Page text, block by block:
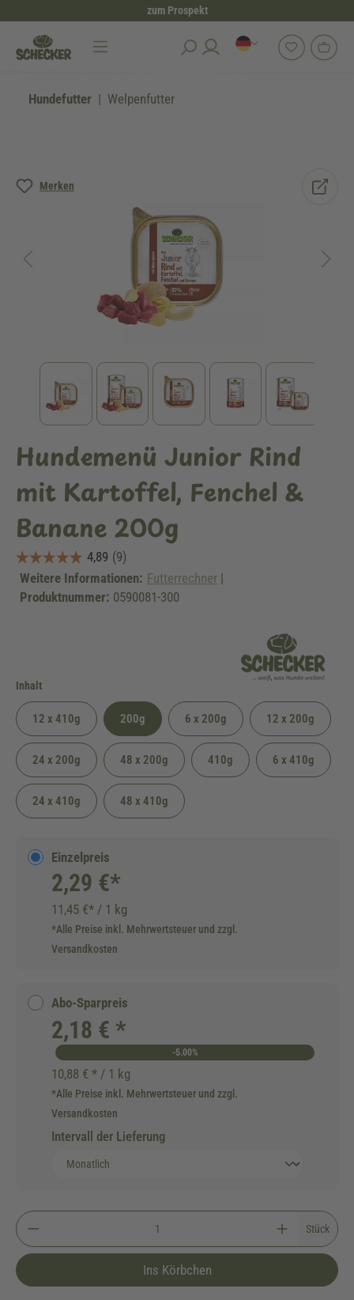
zum Prospekt
Hundefutter Welpenfutter
Merken
Bildergalerie überspringen
Hundemenü Junior Rind
mit Kartoffel, Fenchel &
Banane 200g
Weitere Informationen: Futterrechner |
Produktnummer: 0590081-300
Inhaltauswählen
12 x 410g 200g 6 x 200g 12 x 200g
24 x 200g 48 x 200g 410g 6 x 410g
24 x 410g 48 x 410g
Einzelpreis
2,29 €*
11,45 €* / 1 kg
*Alle Preise inkl. Mehrwertsteuer und zzgl.
Versandkosten
Abo-Sparpreis
2,18 € *
-5.00%
10,88 € * / 1 kg
*Alle Preise inkl. Mehrwertsteuer und zzgl.
Versandkosten
Intervall der Lieferung
Stück
Ins Körbchen